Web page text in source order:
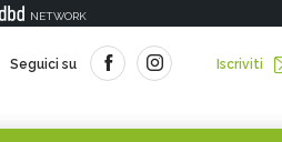
NETWORK
Seguici su Iscriviti